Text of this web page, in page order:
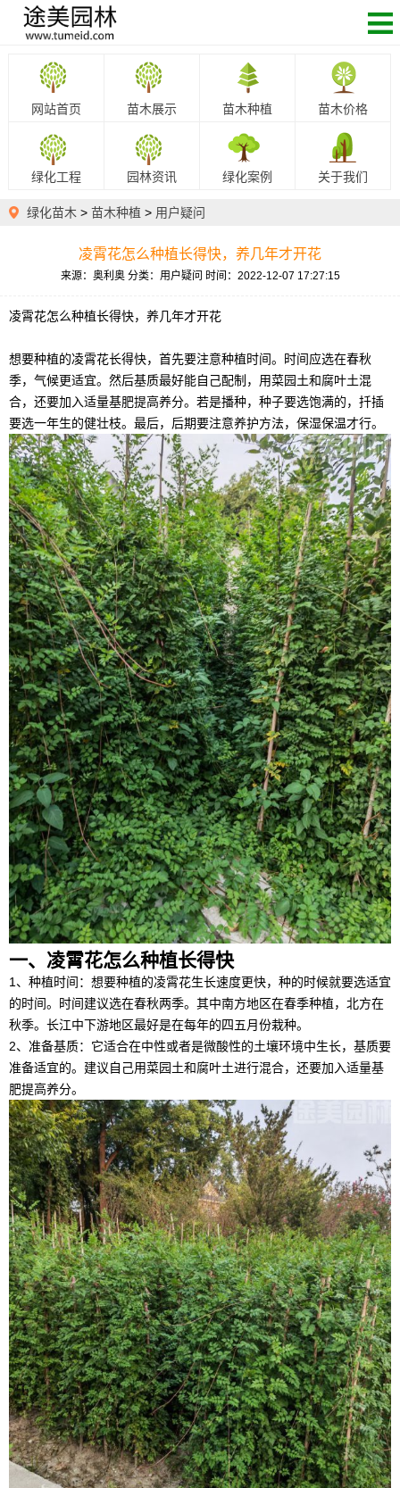
网站首页 苗木展示 苗木种植 苗木价格
绿化工程 园林资讯 绿化案例 关于我们
绿化苗木 > 苗木种植 > 用户疑问
凌霄花怎么种植长得快，养几年才开花
来源：奥利奥 分类：用户疑问 时间：2022-12-07 17:27:15
凌霄花怎么种植长得快，养几年才开花
想要种植的凌霄花长得快，首先要注意种植时间。时间应选在春秋
季，气候更适宜。然后基质最好能自己配制，用菜园土和腐叶土混
合，还要加入适量基肥提高养分。若是播种，种子要选饱满的，扦插
要选一年生的健壮枝。最后，后期要注意养护方法，保湿保温才行。
一、凌霄花怎么种植长得快
1、种植时间：想要种植的凌霄花生长速度更快，种的时候就要选适宜
的时间。时间建议选在春秋两季。其中南方地区在春季种植，北方在
秋季。长江中下游地区最好是在每年的四五月份栽种。
2、准备基质：它适合在中性或者是微酸性的土壤环境中生长，基质要
准备适宜的。建议自己用菜园土和腐叶土进行混合，还要加入适量基
肥提高养分。